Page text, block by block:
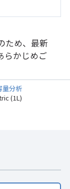
ため、最新
らかじめご
量分析
(1L)